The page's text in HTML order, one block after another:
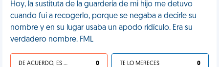
Hoy, la sustituta de la guardería de mi hijo me detuvo
cuando fui a recogerlo, porque se negaba a decirle su
nombre y en su lugar usaba un apodo ridículo. Era su
verdadero nombre. FML
DE ACUERDO, ES UNA VIDA HP 0 TE LO MERECES 0